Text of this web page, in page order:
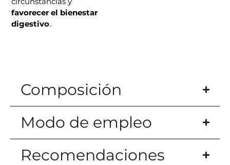
favorecer el bienestar
digestivo.
Composición
Modo de empleo
Recomendaciones